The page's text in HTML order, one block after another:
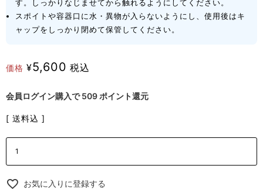
す。しっかりなじませてから触れるようにしてください。
スポイトや容器口に水・異物が入らないようにし、使用後はキ
ャップをしっかり閉めて保管してください。
価格 ¥5,600 税込
会員ログイン購入で 509 ポイント還元
送料込
お気に入りに登録する